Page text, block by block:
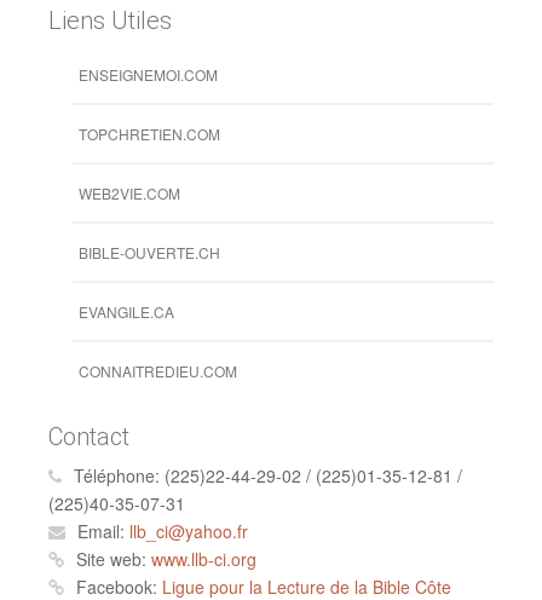
Liens Utiles
ENSEIGNEMOI.COM
TOPCHRETIEN.COM
WEB2VIE.COM
BIBLE-OUVERTE.CH
EVANGILE.CA
CONNAITREDIEU.COM
Contact
Téléphone: (225)22-44-29-02 / (225)01-35-12-81 /
(225)40-35-07-31
Email: llb_ci@yahoo.fr
Site web: www.llb-ci.org
Facebook: Ligue pour la Lecture de la Bible Côte